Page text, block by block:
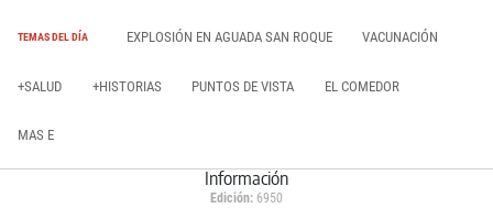
TEMAS DEL DÍA EXPLOSIÓN EN AGUADA SAN ROQUE VACUNACIÓN
+SALUD +HISTORIAS PUNTOS DE VISTA EL COMEDOR
MAS E
Información
Edición: 6950